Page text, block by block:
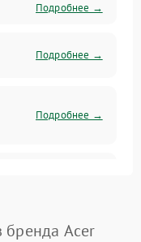
Подробнее →
Подробнее →
Подробнее →
Подробнее →
бренда Acer